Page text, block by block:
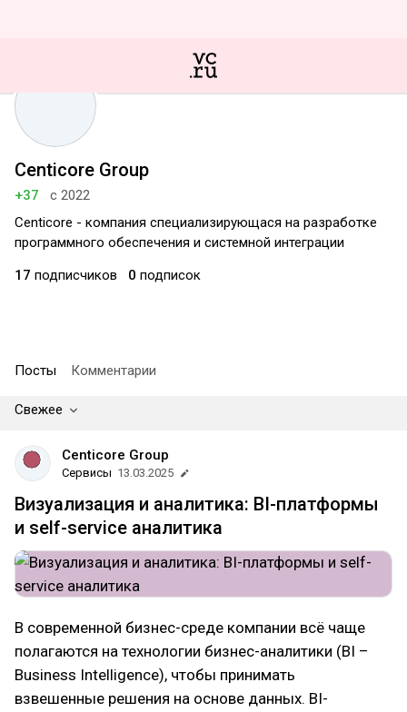
Centicore Group
+37
с 2022
Centicore - компания специализирующася на разработке
программного обеспечения и системной интеграции
17 подписчиков 0 подписок
Посты Комментарии
Свежее
Centicore Group
Сервисы 13.03.2025
Визуализация и аналитика: BI-платформы
и self-service аналитика
В современной бизнес-среде компании всё чаще
полагаются на технологии бизнес-аналитики (BI –
Business Intelligence), чтобы принимать
взвешенные решения на основе данных. BI-